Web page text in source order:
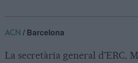
ACN / Barcelona
La secretària general d'ERC,